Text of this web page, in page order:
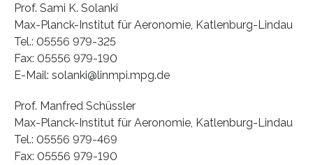
Prof. Sami K. Solanki
Max-Planck-Institut für Aeronomie, Katlenburg-Lindau
Tel.: 05556 979-325
Fax: 05556 979-190
E-Mail: solanki@linmpi.mpg.de
Prof. Manfred Schüssler
Max-Planck-Institut für Aeronomie, Katlenburg-Lindau
Tel.: 05556 979-469
Fax: 05556 979-190